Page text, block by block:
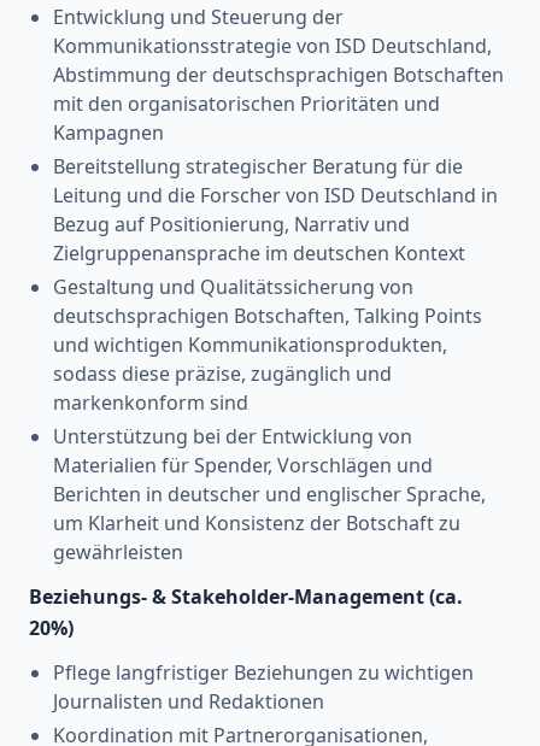
Entwicklung und Steuerung der
Kommunikationsstrategie von ISD Deutschland,
Abstimmung der deutschsprachigen Botschaften
mit den organisatorischen Prioritäten und
Kampagnen
Bereitstellung strategischer Beratung für die
Leitung und die Forscher von ISD Deutschland in
Bezug auf Positionierung, Narrativ und
Zielgruppenansprache im deutschen Kontext
Gestaltung und Qualitätssicherung von
deutschsprachigen Botschaften, Talking Points
und wichtigen Kommunikationsprodukten,
sodass diese präzise, zugänglich und
markenkonform sind
Unterstützung bei der Entwicklung von
Materialien für Spender, Vorschlägen und
Berichten in deutscher und englischer Sprache,
um Klarheit und Konsistenz der Botschaft zu
gewährleisten
Beziehungs- & Stakeholder-Management (ca.
20%)
Pflege langfristiger Beziehungen zu wichtigen
Journalisten und Redaktionen
Koordination mit Partnerorganisationen,